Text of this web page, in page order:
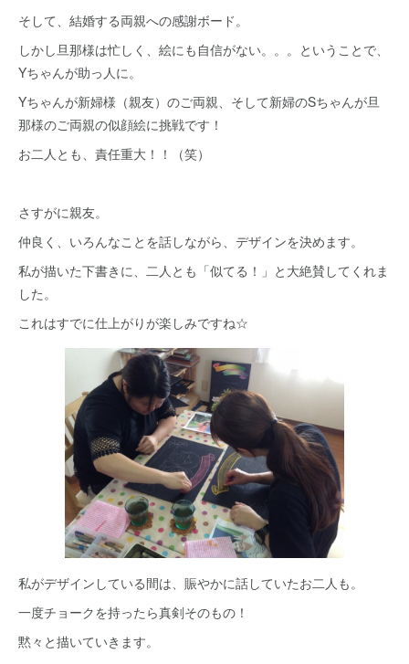
そして、結婚する両親への感謝ボード。
しかし旦那様は忙しく、絵にも自信がない。。。ということで、
Yちゃんが助っ人に。
Yちゃんが新婦様（親友）のご両親、そして新婦のSちゃんが旦
那様のご両親の似顔絵に挑戦です！
お二人とも、責任重大！！（笑）
さすがに親友。
仲良く、いろんなことを話しながら、デザインを決めます。
私が描いた下書きに、二人とも「似てる！」と大絶賛してくれま
した。
これはすでに仕上がりが楽しみですね☆
私がデザインしている間は、賑やかに話していたお二人も。
一度チョークを持ったら真剣そのもの！
黙々と描いていきます。